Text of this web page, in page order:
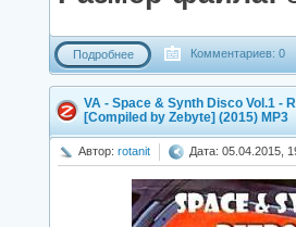
Подробнее Комментариев: 0
VA - Space & Synth Disco Vol.1 -
[Compiled by Zebyte] (2015) MP3
Автор: rotanit Дата: 05.04.2015,